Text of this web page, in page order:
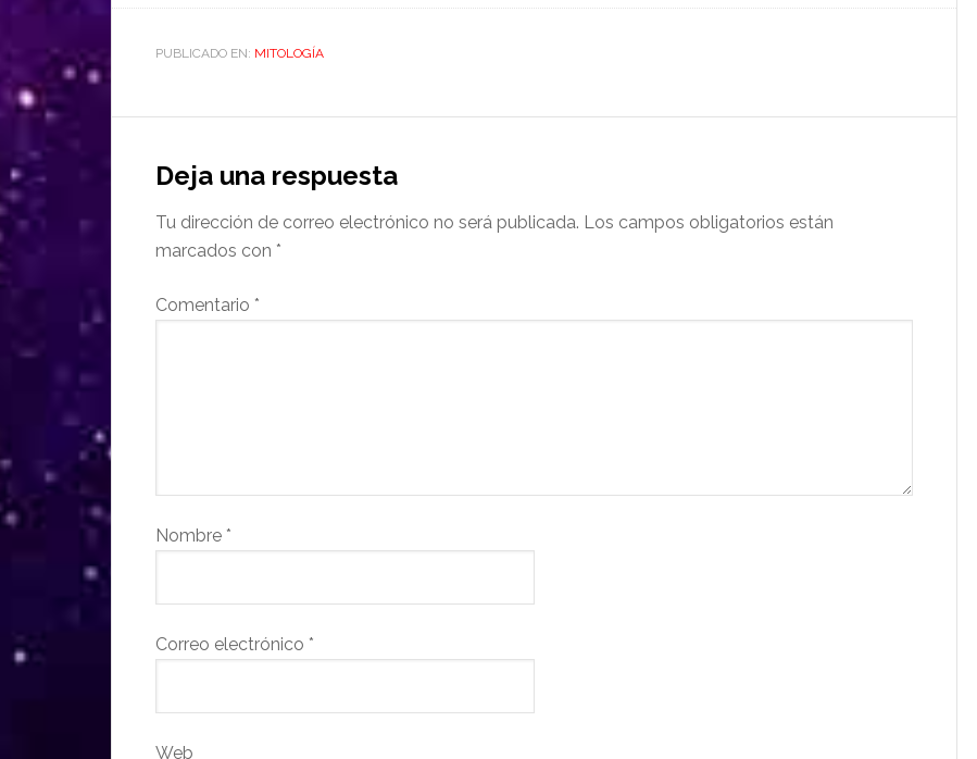
PUBLICADO EN: MITOLOGÍA
Deja una respuesta
Tu dirección de correo electrónico no será publicada. Los campos obligatorios están
marcados con *
Comentario *
Nombre *
Correo electrónico *
Web